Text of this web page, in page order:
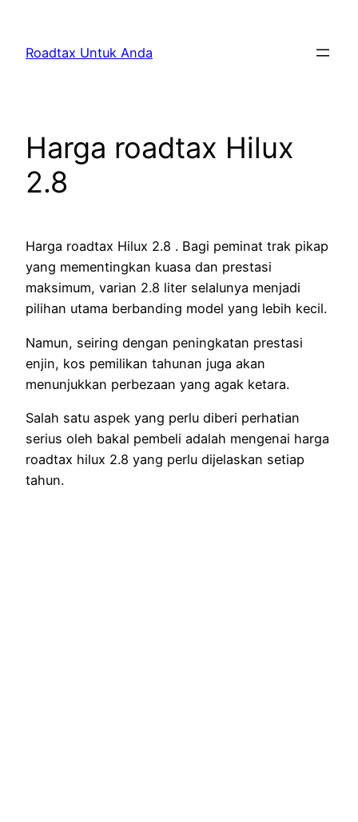
content
Roadtax Untuk Anda
Harga roadtax Hilux
2.8
Harga roadtax Hilux 2.8 . Bagi peminat trak pikap
yang mementingkan kuasa dan prestasi
maksimum, varian 2.8 liter selalunya menjadi
pilihan utama berbanding model yang lebih kecil.
Namun, seiring dengan peningkatan prestasi
enjin, kos pemilikan tahunan juga akan
menunjukkan perbezaan yang agak ketara.
Salah satu aspek yang perlu diberi perhatian
serius oleh bakal pembeli adalah mengenai harga
roadtax hilux 2.8 yang perlu dijelaskan setiap
tahun.